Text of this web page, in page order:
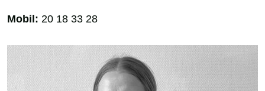
Mobil: 20 18 33 28